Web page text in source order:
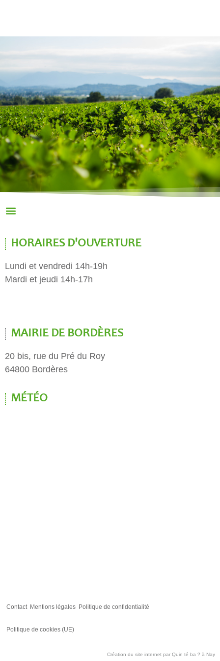
HORAIRES D'OUVERTURE
Lundi et vendredi 14h-19h
Mardi et jeudi 14h-17h
MAIRIE DE BORDÈRES
20 bis, rue du Pré du Roy
64800 Bordères
MÉTÉO
Contact Mentions légales Politique de confidentialité
Politique de cookies (UE)
Création du site internet par Quin té ba ? à Nay